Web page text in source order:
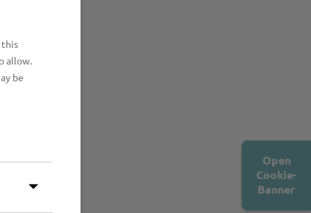
this
allow.
be
Open
Cookie-
Banner